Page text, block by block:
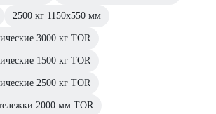
2500 кг 1150х550 мм
3000 кг TOR
1500 кг TOR
2500 кг TOR
2000 мм TOR